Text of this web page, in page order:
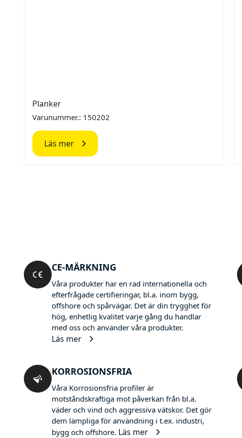
Planker
Varunummer.: 150202
Läs mer
CE-MÄRKNING
Våra produkter har en rad internationella och
efterfrågade certifieringar, bl.a. inom bygg,
offshore och spårvägar. Det är din trygghet för
hög, enhetlig kvalitet varje gång du handlar
med oss och använder våra produkter.
Läs mer
KORROSIONSFRIA
Våra Korrosionsfria profiler är
motståndskraftiga mot påverkan från bl.a.
väder och vind och aggressiva vätskor. Det gör
dem lämpliga för användning i t.ex. industri,
bygg och offshore. Läs mer